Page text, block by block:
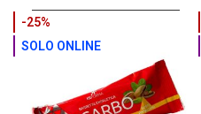
-25%
SOLO ONLINE